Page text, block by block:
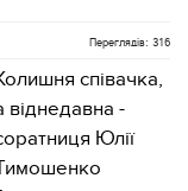
Переглядів: 316
співачка,
віднедавна -
Юлії